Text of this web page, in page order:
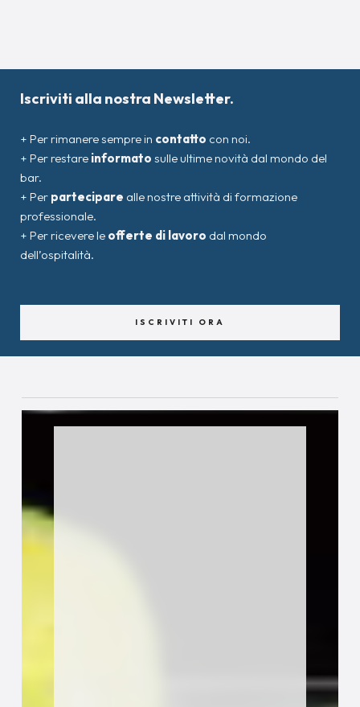
Iscriviti alla nostra Newsletter.
+ Per rimanere sempre in contatto con noi.
+ Per restare informato sulle ultime novità dal mondo del
bar.
+ Per partecipare alle nostre attività di formazione
professionale.
+ Per ricevere le offerte di lavoro dal mondo
dell’ospitalità.
ISCRIVITI ORA